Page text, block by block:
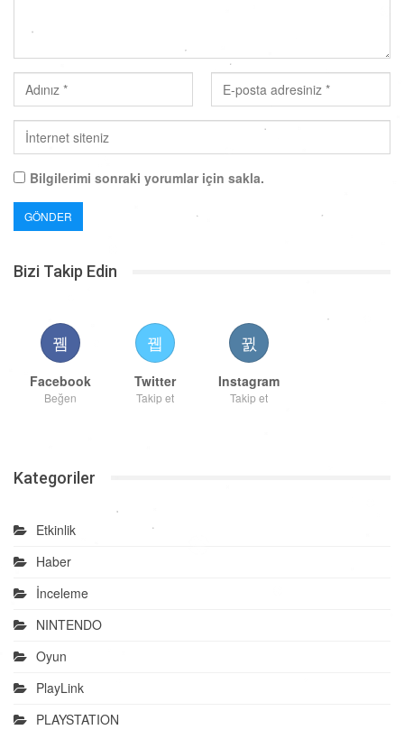
Bilgilerimi sonraki yorumlar için sakla.
Bizi Takip Edin
Facebook
Beğen
Twitter
Takip et
Instagram
Takip et
Kategoriler
Etkinlik
Haber
İnceleme
NINTENDO
Oyun
PlayLink
PLAYSTATION